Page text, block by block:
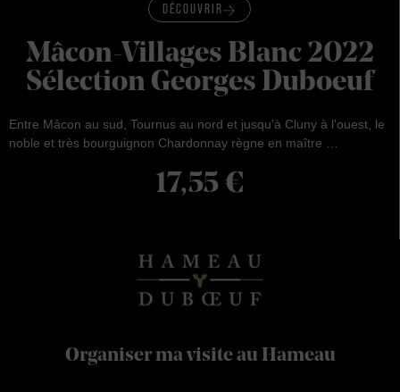
DÉCOUVRIR
Mâcon-Villages Blanc 2022
Sélection Georges Duboeuf
Entre Mâcon au sud, Tournus au nord et jusqu'à Cluny à l'ouest, le
noble et très bourguignon Chardonnay règne en maître …
17,55 €
Organiser ma visite au Hameau